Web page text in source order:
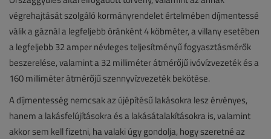
végrehajtását szolgáló kormányrendelet értelmében díjmentessé
válik a gáznál a legfeljebb óránként 4 köbméter, a villany esetében
a legfeljebb 32 amper névleges teljesítményű fogyasztásmérők
beszerelése, valamint a 32 milliméter átmérőjű ivóvízvezeték és a
160 milliméter átmérőjű szennyvízvezeték bekötése.
A díjmentesség nemcsak az újépítésű lakásokra lesz érvényes,
hanem a lakásfelújításokra és a lakásátalakításokra is, valamint
akkor sem kell fizetni, ha valaki úgy gondolja, hogy szeretné az